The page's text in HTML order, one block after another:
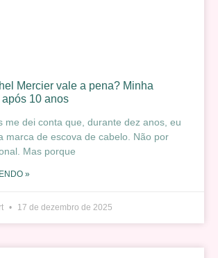
Mercier vale a pena? Minha
10 anos
me dei conta que, durante dez anos, eu
marca de escova de cabelo. Não por
Mas porque
»
17 de dezembro de 2025